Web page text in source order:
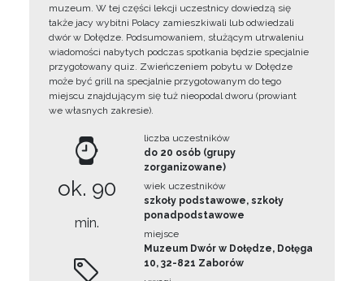
muzeum. W tej części lekcji uczestnicy dowiedzą się
także jacy wybitni Polacy zamieszkiwali lub odwiedzali
dwór w Dołędze. Podsumowaniem, służącym utrwaleniu
wiadomości nabytych podczas spotkania będzie specjalnie
przygotowany quiz. Zwieńczeniem pobytu w Dołędze
może być grill na specjalnie przygotowanym do tego
miejscu znajdującym się tuż nieopodal dworu (prowiant
we własnych zakresie).
ok. 90
min.
liczba uczestników
do 20 osób (grupy
zorganizowane)
wiek uczestników
szkoły podstawowe, szkoły
ponadpodstawowe
miejsce
Muzeum Dwór w Dołędze, Dołęga
10, 32-821 Zaborów